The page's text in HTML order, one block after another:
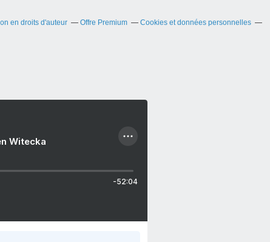
en droits d'auteur Offre Premium
Cookies et données personnelles
Witecka
-52:04